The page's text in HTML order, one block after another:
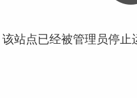
站点已经被管理员停